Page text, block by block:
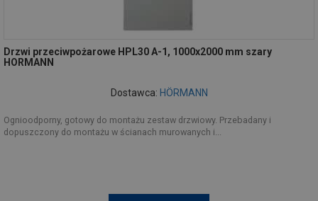
Drzwi przeciwpożarowe HPL30 A-1, 1000x2000 mm szary
HORMANN
Dostawca: HÖRMANN
Ognioodporny, gotowy do montażu zestaw drzwiowy. Przebadany i
dopuszczony do montażu w ścianach murowanych i...